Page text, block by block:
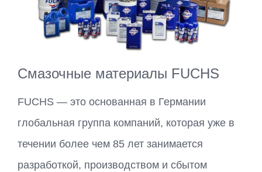
Cмазочные материалы FUCHS
FUCHS — это основанная в Германии
глобальная группа компаний, которая уже в
течении более чем 85 лет занимается
разработкой, производством и сбытом